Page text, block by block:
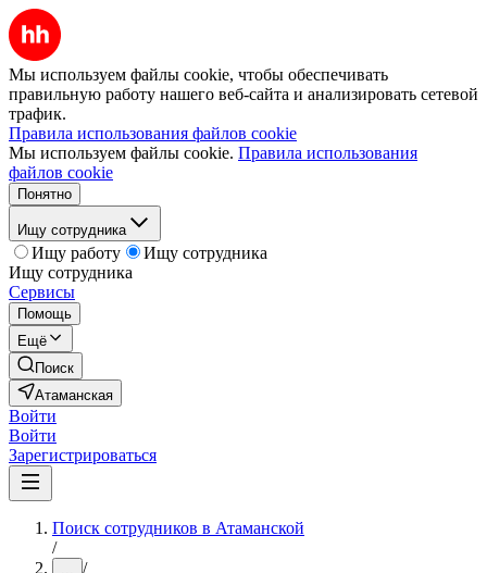
Мы используем файлы cookie, чтобы обеспечивать
правильную работу нашего веб-сайта и анализировать сетевой
трафик.
Правила использования файлов cookie
Мы используем файлы cookie. Правила использования
файлов cookie
Понятно
Ищу сотрудника
Ищу работу
Ищу сотрудника
Ищу сотрудника
Сервисы
Помощь
Ещё
Поиск
Атаманская
Войти
Войти
Зарегистрироваться
Поиск сотрудников в Атаманской
/
... /